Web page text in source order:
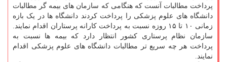
پرداخت مطالبات آنست که هنگامی که سازمان های بیمه گر مطالبات
دانشگاه های علوم پزشکی را پرداخت کردند دانشگاه ها در یک بازه
زمانی ۱۰ تا ۱۵ روزه نسبت به پرداخت کارانه پرستاران اقدام نمایند.
سازمان نظام پرستاری کشور انتظار دارد که بیمه ها نسبت به
پرداخت هر چه سریع تر مطالبات دانشگاه های علوم پزشکی اقدام
نمایند.